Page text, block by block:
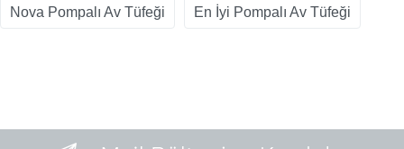
Nova Pompalı Av Tüfeği En İyi Pompalı Av Tüfeği